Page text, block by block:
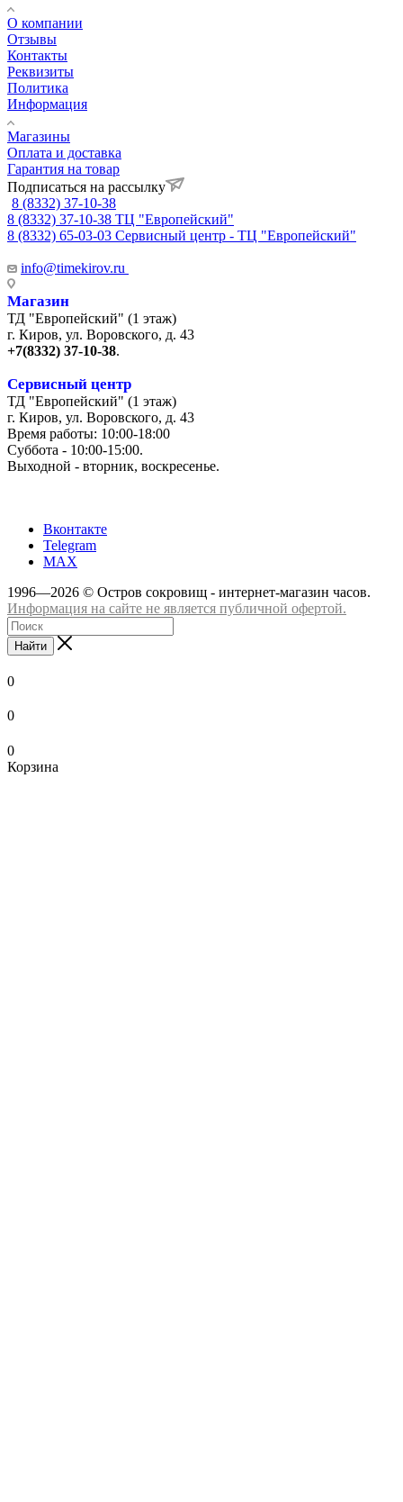
О компании
Отзывы
Контакты
Реквизиты
Политика
Информация
Магазины
Оплата и доставка
Гарантия на товар
Подписаться на рассылку
8 (8332) 37-10-38
8 (8332) 37-10-38 ТЦ "Европейский"
8 (8332) 65-03-03 Сервисный центр - ТЦ "Европейский"
info@timekirov.ru
Магазин
ТД "Европейский" (1 этаж)
г. Киров, ул. Воровского, д. 43
+7(8332) 37-10-38.
Сервисный центр
ТД "Европейский" (1 этаж)
г. Киров, ул. Воровского, д. 43
Время работы: 10:00-18:00
Суббота - 10:00-15:00.
Выходной - вторник, воскресенье.
Вконтакте
Telegram
MAX
1996—2026 © Остров сокровищ - интернет-магазин часов.
Информация на сайте не является публичной офертой.
Найти
0
0
0
Корзина